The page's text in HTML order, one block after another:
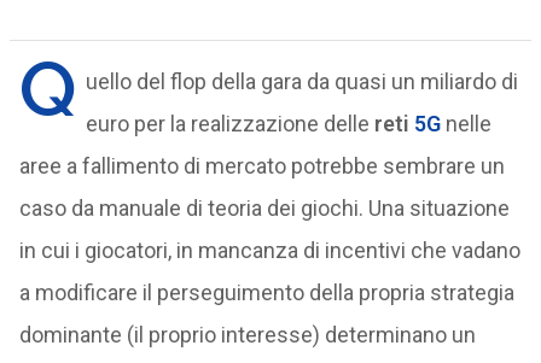
Q uello del flop della gara da quasi un miliardo di
euro per la realizzazione delle reti 5Gnelle
aree a fallimento di mercato potrebbe sembrare un
caso da manuale di teoria dei giochi. Una situazione
in cui i giocatori, in mancanza di incentivi che vadano
a modificare il perseguimento della propria strategia
dominante (il proprio interesse) determinano un